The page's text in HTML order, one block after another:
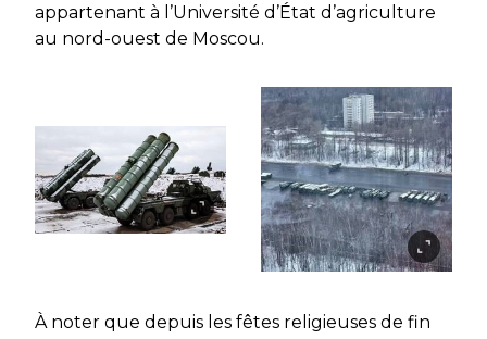
appartenant à l’Université d’État d’agriculture
au nord-ouest de Moscou.
À noter que depuis les fêtes religieuses de fin